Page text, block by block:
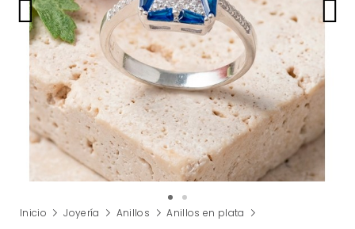
Inicio Joyería Anillos
Anillos en plata